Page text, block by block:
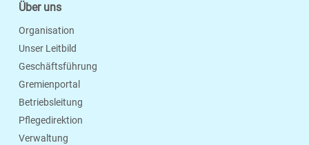
Über uns
Organisation
Unser Leitbild
Geschäftsführung
Gremienportal
Betriebsleitung
Pflegedirektion
Verwaltung